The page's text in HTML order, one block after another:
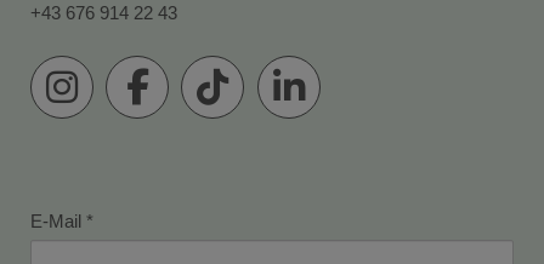
+43 676 914 22 43
E-Mail